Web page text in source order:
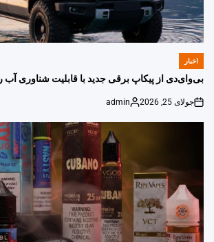
POSTED
اخبار
بی‌وای‌دی از پیکاپ برقی جدید با قابلیت شناوری آب
on
جولای 25, 2026
Posted
admin